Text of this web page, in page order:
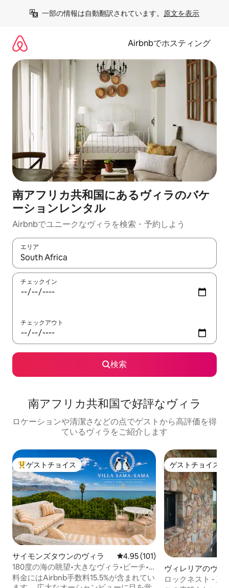
一部の情報は自動翻訳されています。 原文を表示
Airbnbでホスティング
南アフリカ共和国にあるヴィラのバケ
ーションレンタル
Airbnbでユニークなヴィラを検索・予約しよう
エリア
検索結果が表示されたら、上下の矢印キーを使って移動するか
チェックイン
チェックアウト
検索
南アフリカ共和国で好評なヴィラ
ロケーションや清潔さなどの点でゲストから高評価を得
ているヴィラをご紹介します
大好評のゲストチョイスです。
ゲストチョイス
サイモンズタウンのヴィラ レビュー101件、5つ星中4.95つ
4.95 (101)
180度の海の眺望•大きなヴィラ•ビーチ•
ペンギン
料金にはAirbnb手数料15.5%が含まれてい
ゲストチョイス
ゲストチョイス
ヴィレリアのヴィ
ロックネスト - 建